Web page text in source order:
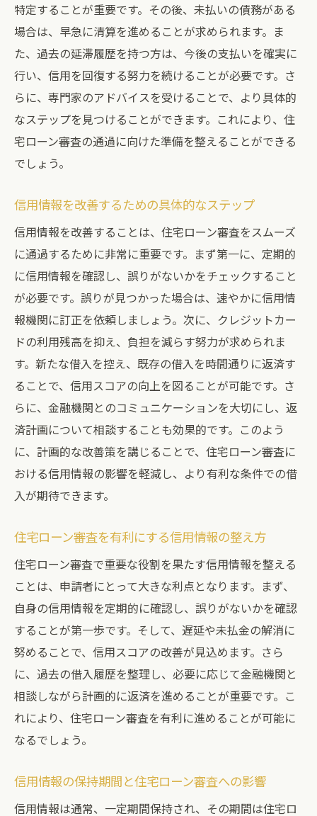
特定することが重要です。その後、未払いの債務がある
場合は、早急に清算を進めることが求められます。ま
た、過去の延滞履歴を持つ方は、今後の支払いを確実に
行い、信用を回復する努力を続けることが必要です。さ
らに、専門家のアドバイスを受けることで、より具体的
なステップを見つけることができます。これにより、住
宅ローン審査の通過に向けた準備を整えることができる
でしょう。
信用情報を改善するための具体的なステップ
信用情報を改善することは、住宅ローン審査をスムーズ
に通過するために非常に重要です。まず第一に、定期的
に信用情報を確認し、誤りがないかをチェックすること
が必要です。誤りが見つかった場合は、速やかに信用情
報機関に訂正を依頼しましょう。次に、クレジットカー
ドの利用残高を抑え、負担を減らす努力が求められま
す。新たな借入を控え、既存の借入を時間通りに返済す
ることで、信用スコアの向上を図ることが可能です。さ
らに、金融機関とのコミュニケーションを大切にし、返
済計画について相談することも効果的です。このよう
に、計画的な改善策を講じることで、住宅ローン審査に
おける信用情報の影響を軽減し、より有利な条件での借
入が期待できます。
住宅ローン審査を有利にする信用情報の整え方
住宅ローン審査で重要な役割を果たす信用情報を整える
ことは、申請者にとって大きな利点となります。まず、
自身の信用情報を定期的に確認し、誤りがないかを確認
することが第一歩です。そして、遅延や未払金の解消に
努めることで、信用スコアの改善が見込めます。さら
に、過去の借入履歴を整理し、必要に応じて金融機関と
相談しながら計画的に返済を進めることが重要です。こ
れにより、住宅ローン審査を有利に進めることが可能に
なるでしょう。
信用情報の保持期間と住宅ローン審査への影響
信用情報は通常、一定期間保持され、その期間は住宅ロ